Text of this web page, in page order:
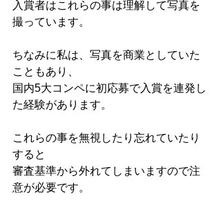
入賞者はこれらの事は理解して写真を
撮っています。
ちなみに私は、写真を商業としていた
こともあり、
国内5大コンペに初応募で入賞を連発し
た経験があります。
これらの事を無視したり忘れていたり
すると
審査基準から外れてしまいますので注
意が必要です。